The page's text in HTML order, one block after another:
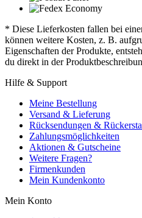
* Diese Lieferkosten fallen bei
können weitere Kosten, z. B.
Eigenschaften der Produkte,
du direkt in der
Hilfe & Support
Meine Bestellung
Versand & Lieferung
Rücksendungen &
Zahlungsmöglichkeiten
Aktionen & Gutscheine
Weitere Fragen?
Firmenkunden
Mein Kundenkonto
Mein Konto